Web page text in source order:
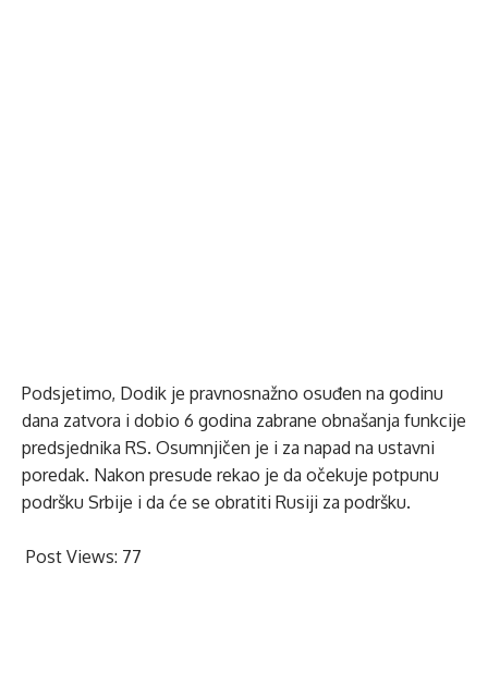
Podsjetimo, Dodik je pravnosnažno osuđen na godinu
dana zatvora i dobio 6 godina zabrane obnašanja funkcije
predsjednika RS. Osumnjičen je i za napad na ustavni
poredak. Nakon presude rekao je da očekuje potpunu
podršku Srbije i da će se obratiti Rusiji za podršku.
Post Views: 77